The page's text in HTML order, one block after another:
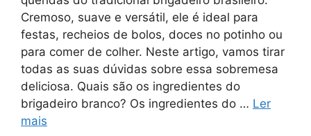
Cremoso, suave e versátil, ele é ideal para
festas, recheios de bolos, doces no potinho ou
para comer de colher. Neste artigo, vamos tirar
todas as suas dúvidas sobre essa sobremesa
deliciosa. Quais são os ingredientes do
brigadeiro branco? Os ingredientes do … Ler
mais